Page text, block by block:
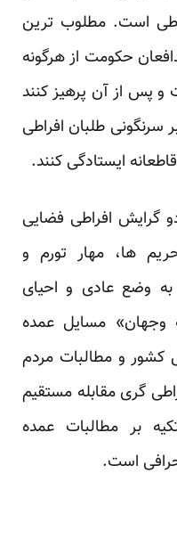
است. مطلوب ترین
حکومت از هرگونه
و پس از آن پرهیز کنند
سرنگونی طلبان افراطی
ایستادگی کنند.
گرایش افراطی فضایی
ها، مهار تورم و
به وضع عادی و احیای
وجهان» مسایل عمده
کشور و مطالبات مردم
گری مقابله مستقیم
بر مطالبات عمده
است.